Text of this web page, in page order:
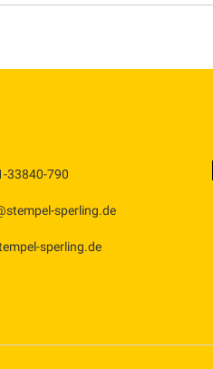
33840-790
sperling.de
sperling.de